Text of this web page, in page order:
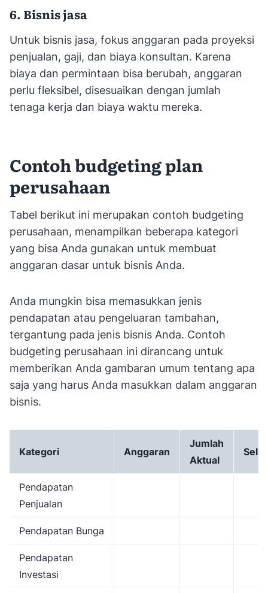
6. Bisnis jasa
Untuk bisnis jasa, fokus anggaran pada proyeksi
penjualan, gaji, dan biaya konsultan. Karena
biaya dan permintaan bisa berubah, anggaran
perlu fleksibel, disesuaikan dengan jumlah
tenaga kerja dan biaya waktu mereka.
Contoh budgeting plan
perusahaan
Tabel berikut ini merupakan contoh budgeting
perusahaan, menampilkan beberapa kategori
yang bisa Anda gunakan untuk membuat
anggaran dasar untuk bisnis Anda.
Anda mungkin bisa memasukkan jenis
pendapatan atau pengeluaran tambahan,
tergantung pada jenis bisnis Anda. Contoh
budgeting perusahaan ini dirancang untuk
memberikan Anda gambaran umum tentang apa
saja yang harus Anda masukkan dalam anggaran
bisnis.
Kategori Anggaran
Jumlah
Aktual
Pendapatan
Penjualan
Pendapatan Bunga
Pendapatan
Investasi